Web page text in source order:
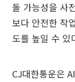
돌 가능성을 사
보다 안전한 작
도를 높일 수 있
CJ대한통운은